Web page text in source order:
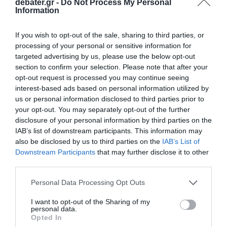
debater.gr - Do Not Process My Personal
Information
If you wish to opt-out of the sale, sharing to third parties, or
processing of your personal or sensitive information for
targeted advertising by us, please use the below opt-out
section to confirm your selection. Please note that after your
opt-out request is processed you may continue seeing
interest-based ads based on personal information utilized by
us or personal information disclosed to third parties prior to
your opt-out. You may separately opt-out of the further
disclosure of your personal information by third parties on the
IAB’s list of downstream participants. This information may
also be disclosed by us to third parties on the IAB’s List of
Downstream Participants that may further disclose it to other
Please note that this website/app uses one or more Google
not limited to your visit or usage behaviour. You may click to
grant or deny consent to Google and its third-party tags to
use your data for below specified purposes in below Google
Personal Data Processing Opt Outs
I want to opt-out of the Sharing of my
personal data.
Opted In
ΕΛΛΑΔΑ